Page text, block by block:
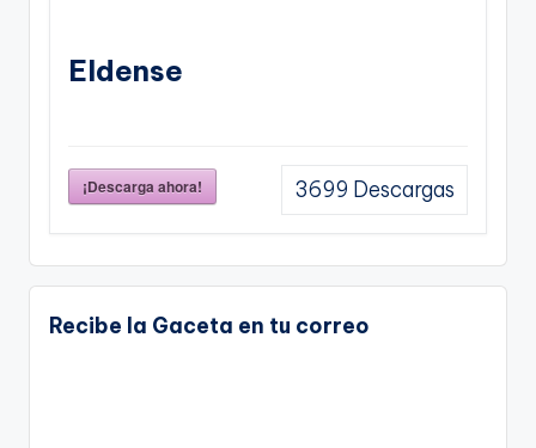
Eldense
¡Descarga ahora! 3699 Descargas
Recibe la Gaceta en tu correo